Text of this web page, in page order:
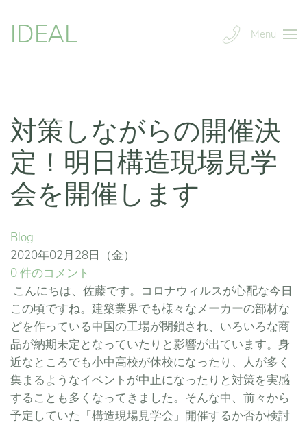
IDEAL Menu
対策しながらの開催決
定！明日構造現場見学
会を開催します
Blog
2020年02月28日（金）
0 件のコメント
こんにちは、佐藤です。コロナウィルスが心配な今日
この頃ですね。建築業界でも様々なメーカーの部材な
どを作っている中国の工場が閉鎖され、いろいろな商
品が納期未定となっていたりと影響が出ています。身
近なところでも小中高校が休校になったり、人が多く
集まるようなイベントが中止になったりと対策を実感
することも多くなってきました。そんな中、前々から
予定していた「構造現場見学会」開催するか否か検討